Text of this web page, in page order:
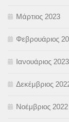
Μάρτιος 2023
Φεβρουάριος
Ιανουάριος 2023
Δεκέμβριος
Νοέμβριος 2022